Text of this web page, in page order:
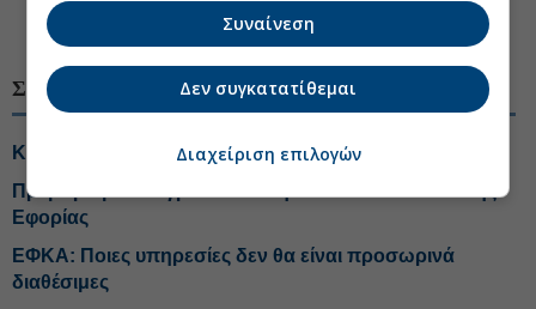
#Κτηματολόγιο
ΣΧΕΤΙΚΑ ΘΕΜΑΤΑ
Κτηματολόγιο: Παράταση για τις διορθωτικές αιτήσεις
Πρεμιέρα με τα αγροτικά ακίνητα κάνει το «ΜΙΔΑ» της
Εφορίας
ΕΦΚΑ: Ποιες υπηρεσίες δεν θα είναι προσωρινά
διαθέσιμες
Συναίνεση
Δεν συγκατατίθεμαι
Διαχείριση επιλογών